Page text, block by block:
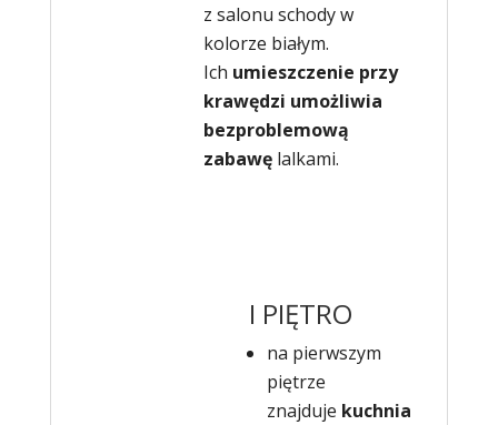
z salonu schody w
kolorze białym.
Ich umieszczenie przy
krawędzi umożliwia
bezproblemową
zabawę lalkami.
I PIĘTRO
na pierwszym
piętrze
znajduje kuchnia